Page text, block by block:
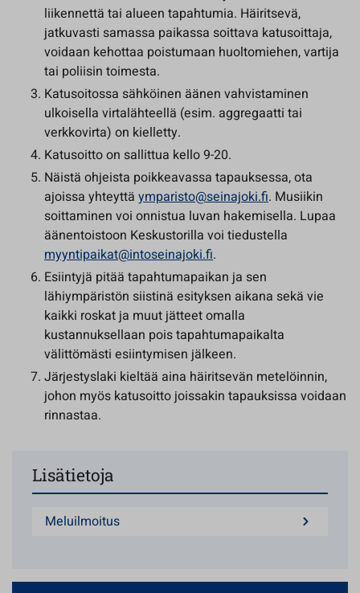
liikennettä tai alueen tapahtumia. Häiritsevä,
jatkuvasti samassa paikassa soittava katusoittaja,
voidaan kehottaa poistumaan huoltomiehen, vartija
tai poliisin toimesta.
Katusoitossa sähköinen äänen vahvistaminen
ulkoisella virtalähteellä (esim. aggregaatti tai
verkkovirta) on kielletty.
Katusoitto on sallittua kello 9-20.
Näistä ohjeista poikkeavassa tapauksessa, ota
ajoissa yhteyttä ymparisto@seinajoki.fi. Musiikin
soittaminen voi onnistua luvan hakemisella. Lupaa
äänentoistoon Keskustorilla voi tiedustella
myyntipaikat@intoseinajoki.fi.
Esiintyjä pitää tapahtumapaikan ja sen
lähiympäristön siistinä esityksen aikana sekä vie
kaikki roskat ja muut jätteet omalla
kustannuksellaan pois tapahtumapaikalta
välittömästi esiintymisen jälkeen.
Järjestyslaki kieltää aina häiritsevän metelöinnin,
johon myös katusoitto joissakin tapauksissa voidaan
rinnastaa.
Lisätietoja
Meluilmoitus